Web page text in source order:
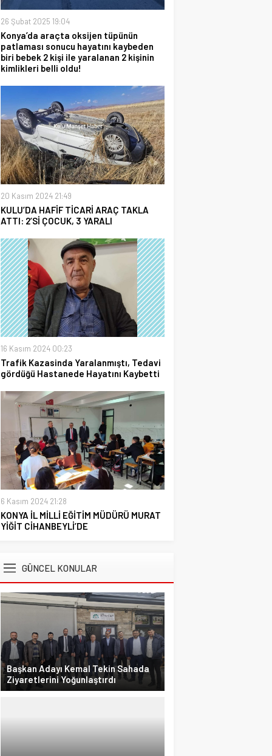
26 Şubat 2025 19:04
Konya’da araçta oksijen tüpünün
patlaması sonucu hayatını kaybeden
biri bebek 2 kişi ile yaralanan 2 kişinin
kimlikleri belli oldu!
20 Kasım 2024 21:49
KULU’DA HAFİF TİCARİ ARAÇ TAKLA
ATTI: 2’Sİ ÇOCUK, 3 YARALI
16 Kasım 2024 00:23
Trafik Kazasinda Yaralanmıştı, Tedavi
gördüğü Hastanede Hayatını Kaybetti
6 Kasım 2024 21:28
KONYA İL MİLLİ EĞİTİM MÜDÜRÜ MURAT
YİĞİT CİHANBEYLİ’DE
GÜNCEL KONULAR
Başkan Adayı Kemal Tekin Sahada
Ziyaretlerini Yoğunlaştırdı